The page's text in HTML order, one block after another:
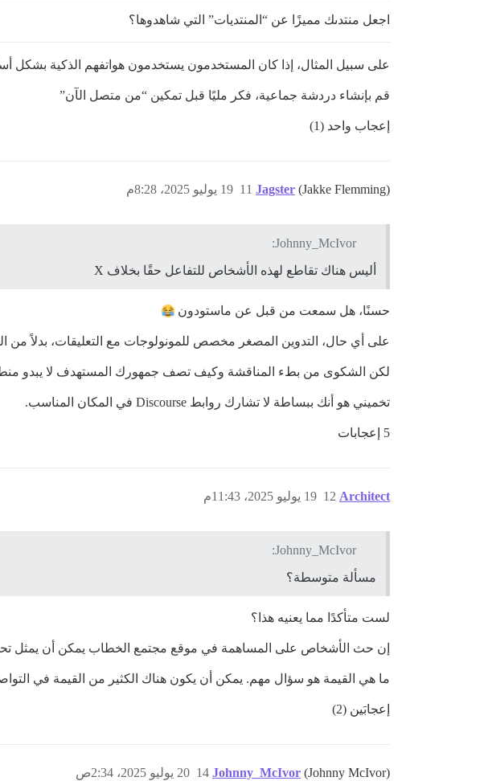
اجعل منتدىك مميزًا عن “المنتديات” التي شاهدوها؟
على سبيل المثال، إذا كان المستخدمون يستخدمون هواتفهم الذكية
قم بإنشاء دردشة جماعية، فكر مليًا قبل تمكين “من متصل الآن”
إعجاب واحد (1)
Jagster (Jakke Flemming) 19 يوليو 2025، 8:28م 11
Johnny_McIvor:
أليس هناك تقاطع لهذه الأشخاص للتفاعل حقًا بخلاف X
حسنًا، هل سمعت من قبل عن ماستودون
على أي حال، التدوين المصغر مخصص للمونولوجات مع التعليقات، بدلاً من
لكن الشكوى من بطء المناقشة وكيف تصف جمهورك المستهدف لا يبدو منطقيًا.
تخميني هو أنك ببساطة لا تشارك روابط Discourse في المكان المناسب.
5 إعجابات
Architect 19 يوليو 2025، 11:43م 12
Johnny_McIvor:
مسألة متوسطة؟
لست متأكدًا مما يعنيه هذا؟
إن حث الأشخاص على المساهمة في موقع مجتمع الخطاب يمكن أن يمثل
ما هي القيمة هو سؤال مهم. يمكن أن يكون هناك الكثير من القيمة في
إعجابَين (2)
Johnny_McIvor (Johnny McIvor) 20 يوليو 2025، 2:34ص 14